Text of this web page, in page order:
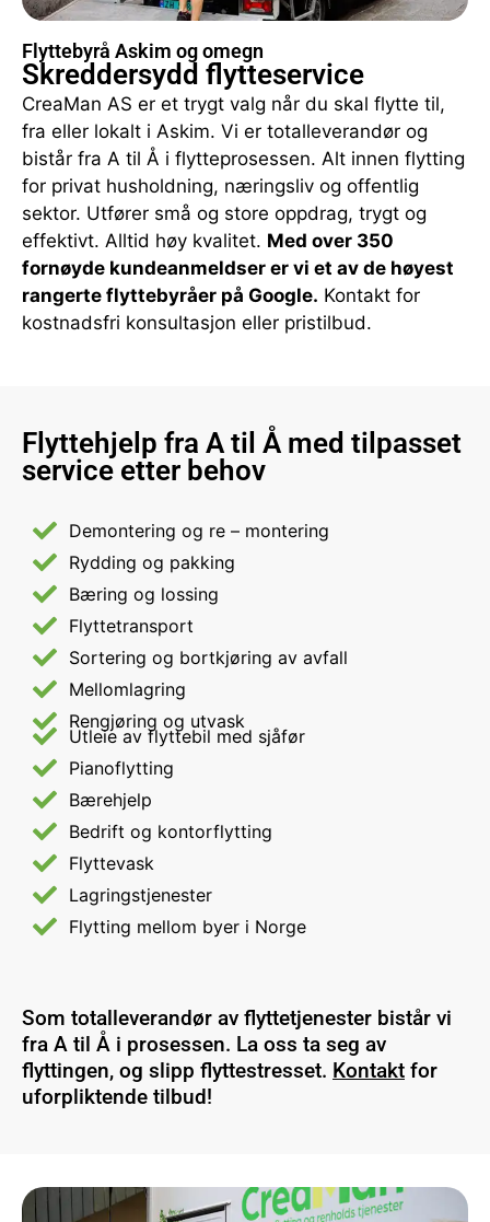
Flyttebyrå Askim og omegn
Skreddersydd flytteservice
CreaMan AS er et trygt valg når du skal flytte til,
fra eller lokalt i Askim. Vi er totalleverandør og
bistår fra A til Å i flytteprosessen. Alt innen flytting
for privat husholdning, næringsliv og offentlig
sektor. Utfører små og store oppdrag, trygt og
effektivt. Alltid høy kvalitet. Med over 350
fornøyde kundeanmeldser er vi et av de høyest
rangerte flyttebyråer på Google. Kontakt for
kostnadsfri konsultasjon eller pristilbud.
Flyttehjelp fra A til Å med tilpasset
service etter behov
Demontering og re – montering
Rydding og pakking
Bæring og lossing
Flyttetransport
Sortering og bortkjøring av avfall
Mellomlagring
Rengjøring og utvask
Utleie av flyttebil med sjåfør
Pianoflytting
Bærehjelp
Bedrift og kontorflytting
Flyttevask
Lagringstjenester
Flytting mellom byer i Norge
Som totalleverandør av flyttetjenester bistår vi
fra A til Å i prosessen. La oss ta seg av
flyttingen, og slipp flyttestresset. Kontakt for
uforpliktende tilbud!